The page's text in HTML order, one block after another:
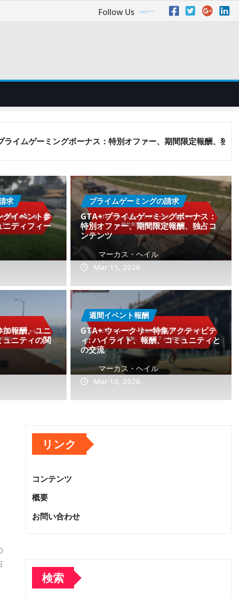
Follow Us
グボーナス：特別オファー、期間限定報酬、独占コンテンツ
ー報酬：階層化された特
レードパス、限定コンテ
0
求
イベント参
ニティフィー
プライムゲーミングの請求
GTA+ プライムゲーミングボーナス：
特別オファー、期間限定報酬、独占コ
ンテンツ
マーカス・ヘイル
Mar 11, 2026
加報酬、ユニ
ュニティの関
週間イベント報酬
GTA+ ウィークリー特集アクティビテ
ィ: ハイライト、報酬、コミュニティと
の交流
マーカス・ヘイル
Mar 10, 2026
リンク
コンテンツ
概要
お問い合わせ
検索